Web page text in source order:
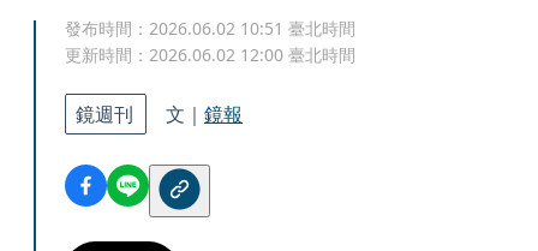
發布時間： 2026.06.02 10:51 臺北時間
更新時間： 2026.06.02 12:00 臺北時間
鏡週刊 文｜ 鏡報